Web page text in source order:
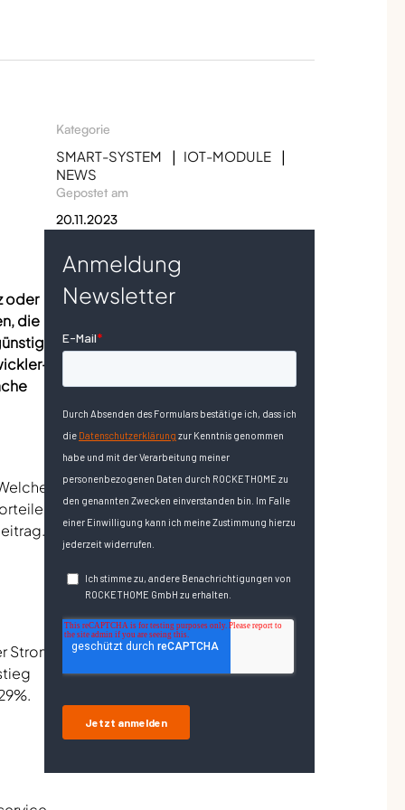
oder
die
,
Strom
Kategorie
SMART-SYSTEM
IOT-MODULE
NEWS
Gepostet am
20.11.2023
Anmeldung
Newsletter